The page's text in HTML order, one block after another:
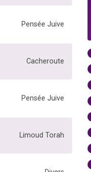
Pensée Juive
Cacheroute
Pensée Juive
Limoud Torah